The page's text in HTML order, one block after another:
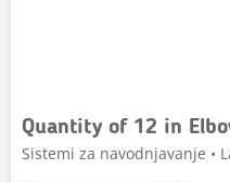
Quantity of 12 in
Sistemi za navodnjavanje •